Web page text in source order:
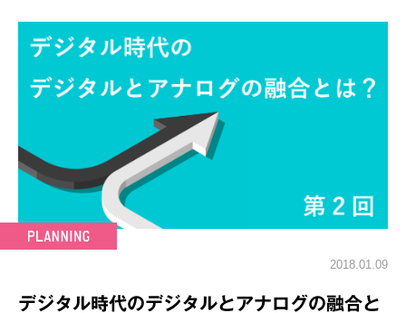
2018.01.09
デジタル時代のデジタルとアナログの融合と